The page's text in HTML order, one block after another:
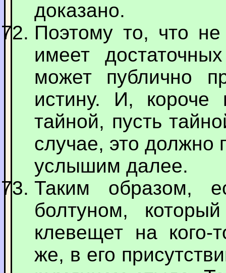
доказано.
Поэтому то, что
имеет
может публично
истину. И, короче
тайной, пусть
случае, это должно
услышим далее.
Таким образом,
болтуном,
клевещет на кого-
же, в его